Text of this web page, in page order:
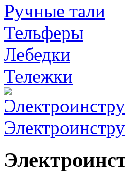
Ручные тали
Тельферы
Лебедки
Тележки